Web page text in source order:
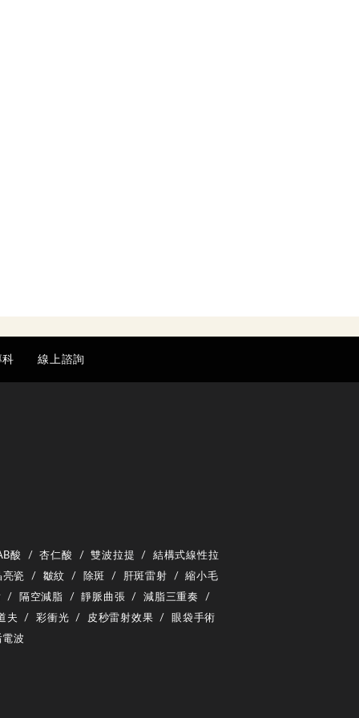
科 線上諮詢
酸 / 杏仁酸 / 雙波拉提 / 結構式線性拉
亮瓷 / 皺紋 / 除斑 / 肝斑雷射 / 縮小毛
/ 隔空減脂 / 靜脈曲張 / 減脂三重奏 /
夫 / 彩衝光 / 皮秒雷射效果 / 眼袋手術
電波